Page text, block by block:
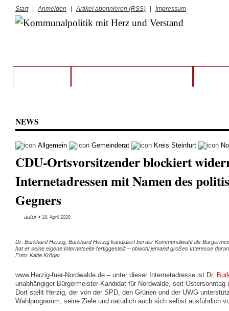
Start| Anmelden | Artikel abonnieren (RSS) | Impressum
NEWS
Allgemein Gemeinderat Kreis Steinfurt
CDU-Ortsvorsitzender blockiert
Internetadressen mit Namen des
Gegners
autor • 18. April 2020
Dr. Burkhard Herzig, Burkhard Herzig kandidiert bei der Kommunalwahl als
hat er seine eigene Internetseite fertiggestellt – obwohl jemand großes Interesse
Foto: Katja Kröger
www.Herzig-fuer-Nordwalde.de – unter dieser Internetadresse ist Dr.
unabhängiger Bürgermeister-Kandidat für Nordwalde, seit
Dort stellt Herzig, der von der SPD, den Grünen und der UWG
Wahlprogramm, seine Ziele und natürlich auch sich selbst ausführlich